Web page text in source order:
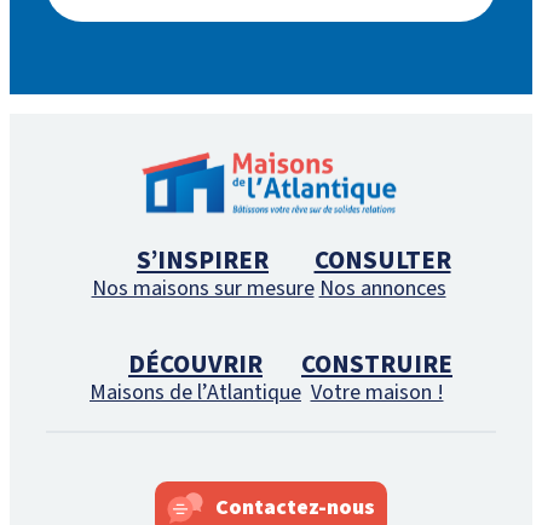
S’INSPIRER
Nos maisons sur mesure
CONSULTER
Nos annonces
DÉCOUVRIR
Maisons de l’Atlantique
CONSTRUIRE
Votre maison !
Contactez-nous